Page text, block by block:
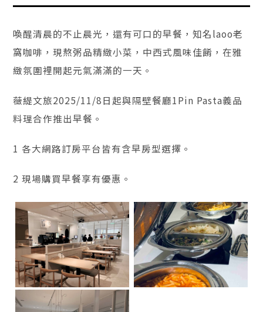
喚醒清晨的不止晨光，還有可口的早餐，知名laoo老
窩咖啡，現熬粥品精緻小菜，中西式風味佳餚，在雅
緻氛圍裡開起元氣滿滿的一天。
薇緹文旅2025/11/8日起與隔壁餐廳1Pin Pasta義品
料理合作推出早餐。
1 各大網路訂房平台皆有含早房型選擇。
2 現場購買早餐享有優惠。